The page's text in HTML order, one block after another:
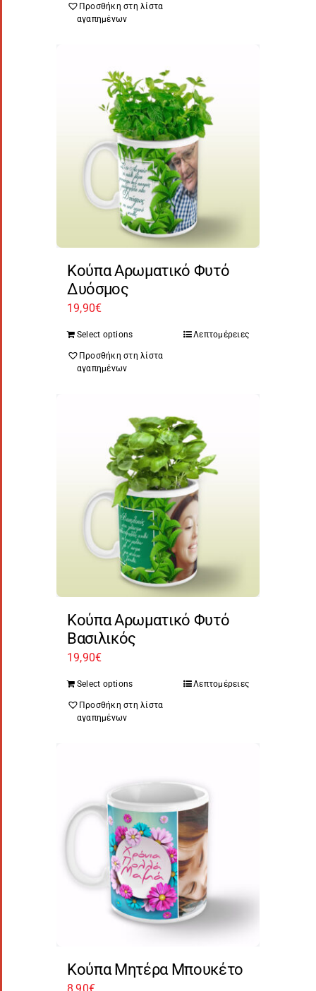
Προσθήκη στη λίστα
αγαπημένων
Κούπα Αρωματικό Φυτό
Δυόσμος
19,90€
Select options Λεπτομέρειες
Προσθήκη στη λίστα
αγαπημένων
Κούπα Αρωματικό Φυτό
Βασιλικός
19,90€
Select options Λεπτομέρειες
Προσθήκη στη λίστα
αγαπημένων
Κούπα Μητέρα Μπουκέτο